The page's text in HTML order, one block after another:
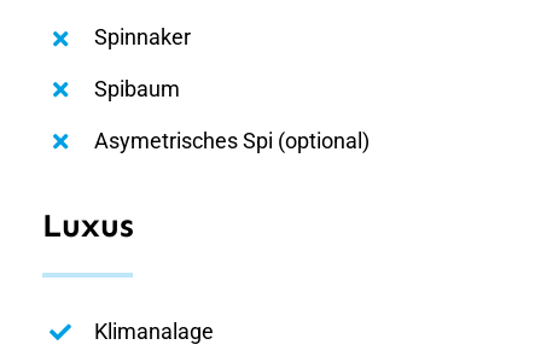
Spinnaker
Spibaum
Asymetrisches Spi (optional)
Luxus
Klimanalage